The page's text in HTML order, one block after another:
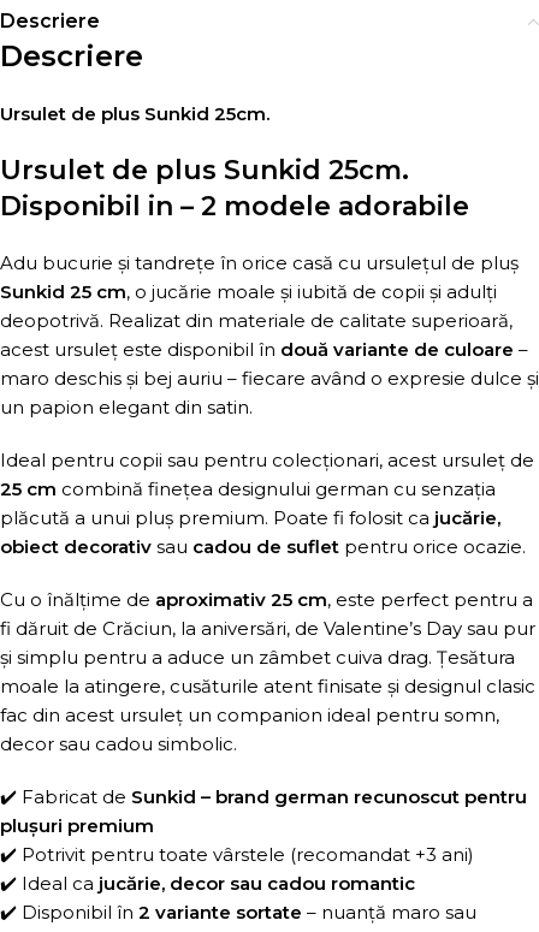
Descriere
Descriere
Ursulet de plus Sunkid 25cm.
Ursulet de plus Sunkid 25cm.
Disponibil in – 2 modele adorabile
Adu bucurie și tandrețe în orice casă cu ursulețul de pluș
Sunkid 25 cm, o jucărie moale și iubită de copii și adulți
deopotrivă. Realizat din materiale de calitate superioară,
acest ursuleț este disponibil în două variante de culoare –
maro deschis și bej auriu – fiecare având o expresie dulce și
un papion elegant din satin.
Ideal pentru copii sau pentru colecționari, acest ursuleț de
25 cm combină finețea designului german cu senzația
plăcută a unui pluș premium. Poate fi folosit ca jucărie,
obiect decorativ sau cadou de suflet pentru orice ocazie.
Cu o înălțime de aproximativ 25 cm, este perfect pentru a
fi dăruit de Crăciun, la aniversări, de Valentine’s Day sau pur
și simplu pentru a aduce un zâmbet cuiva drag. Țesătura
moale la atingere, cusăturile atent finisate și designul clasic
fac din acest ursuleț un companion ideal pentru somn,
decor sau cadou simbolic.
✔️ Fabricat de Sunkid – brand german recunoscut pentru
plușuri premium
✔️ Potrivit pentru toate vârstele (recomandat +3 ani)
✔️ Ideal ca jucărie, decor sau cadou romantic
✔️ Disponibil în 2 variante sortate – nuanță maro sau